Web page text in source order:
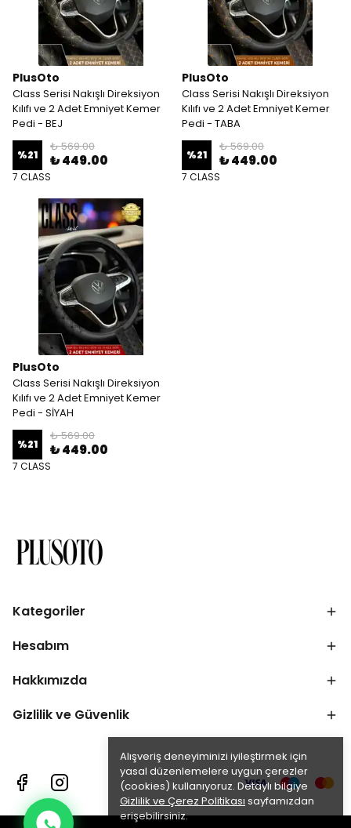
Alışveriş deneyiminizi iyileştirmek için
yasal düzenlemelere uygun çerezler
(cookies) kullanıyoruz. Detaylı bilgiye
Gizlilik ve Çerez Politikası sayfamızdan
erişebilirsiniz.
PlusOto
Class Serisi Nakışlı Direksiyon
Kılıfı ve 2 Adet Emniyet Kemer
Pedi - BEJ
%21
₺ 569.00
₺ 449.00
7 CLASS
PlusOto
Class Serisi Nakışlı Direksiyon
Kılıfı ve 2 Adet Emniyet Kemer
Pedi - TABA
%21
₺ 569.00
₺ 449.00
7 CLASS
PlusOto
Class Serisi Nakışlı Direksiyon
Kılıfı ve 2 Adet Emniyet Kemer
Pedi - SİYAH
%21
₺ 569.00
₺ 449.00
7 CLASS
Kategoriler
Hesabım
Hakkımızda
Gizlilik ve Güvenlik